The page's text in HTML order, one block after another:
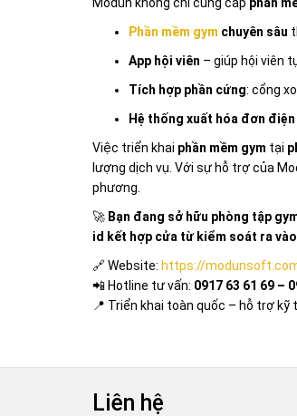
Modun không chỉ cung cấp phần
Phần mềm gym chuyên sâu
App hội viên – giúp hội viên
Tích hợp phần cứng: cổng
Hệ thống xuất hóa đơn
Việc triển khai phần mềm gym tại
lượng dịch vụ. Với sự hỗ trợ của
phương.
🚀 Bạn đang sở hữu phòng tập
id kết hợp cửa từ kiểm soát ra
🔗 Website: https://
📲 Hotline tư vấn: 0917 63 61 69 –
📍 Triển khai toàn quốc – hỗ trợ kỹ
Liên hệ